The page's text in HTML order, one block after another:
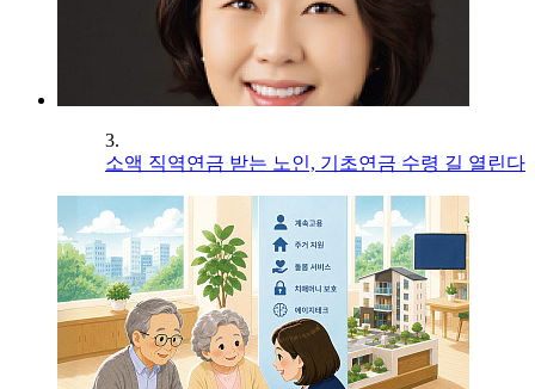
3.
소액 직역연금 받는 노인, 기초연금 수령 길 열린다